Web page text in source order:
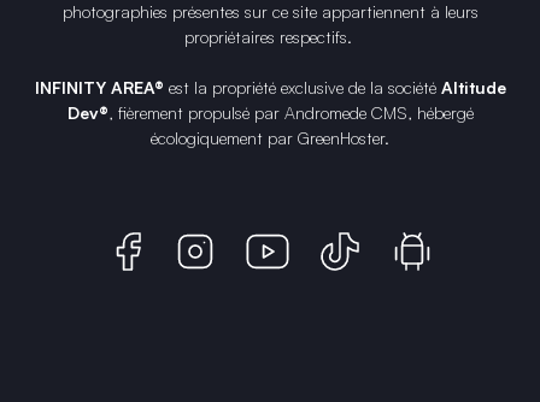
photographies présentes sur ce site appartiennent à leurs
propriétaires respectifs.
INFINITY AREA® est la propriété exclusive de la société Altitude
Dev®, fièrement propulsé par Andromede CMS, hébergé
écologiquement par GreenHoster.